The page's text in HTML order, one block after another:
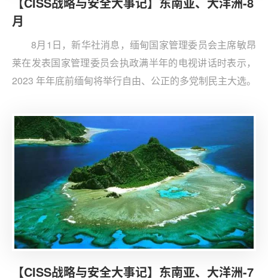
月
8月1日，新华社消息，缅甸国家管理委员会主席敏昂
莱在发表国家管理委员会执政满半年的电视讲话时表示，
2023 年年底前缅甸将举行自由、公正的多党制民主大选。
【CISS战略与安全大事记】东南亚、大洋洲-7